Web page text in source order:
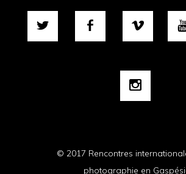
© 2017 Rencontres
photographie en